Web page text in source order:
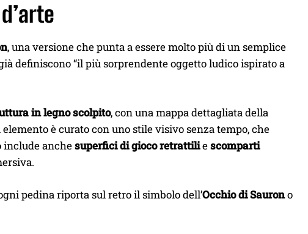
, una versione che punta a essere molto più di un semplice
definiscono “il più sorprendente oggetto ludico ispirato a
in legno scolpito, con una mappa dettagliata della
è curato con uno stile visivo senza tempo, che
include anchesuperfici di gioco retrattiliescomparti
pedina riporta sul retro il simbolo dell’Occhio di Saurono